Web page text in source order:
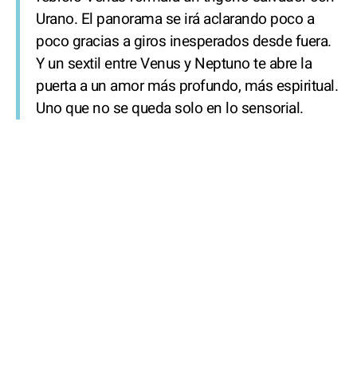
Urano. El panorama se irá aclarando poco a
poco gracias a giros inesperados desde fuera.
Y un sextil entre Venus y Neptuno te abre la
puerta a un amor más profundo, más espiritual.
Uno que no se queda solo en lo sensorial.